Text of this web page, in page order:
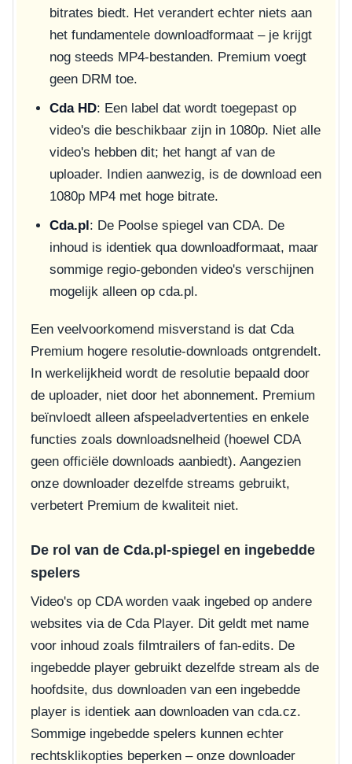
bitrates biedt. Het verandert echter niets aan
het fundamentele downloadformaat – je krijgt
nog steeds MP4-bestanden. Premium voegt
geen DRM toe.
Cda HD: Een label dat wordt toegepast op
video's die beschikbaar zijn in 1080p. Niet alle
video's hebben dit; het hangt af van de
uploader. Indien aanwezig, is de download een
1080p MP4 met hoge bitrate.
Cda.pl: De Poolse spiegel van CDA. De
inhoud is identiek qua downloadformaat, maar
sommige regio-gebonden video's verschijnen
mogelijk alleen op cda.pl.
Een veelvoorkomend misverstand is dat Cda
Premium hogere resolutie-downloads ontgrendelt.
In werkelijkheid wordt de resolutie bepaald door
de uploader, niet door het abonnement. Premium
beïnvloedt alleen afspeeladvertenties en enkele
functies zoals downloadsnelheid (hoewel CDA
geen officiële downloads aanbiedt). Aangezien
onze downloader dezelfde streams gebruikt,
verbetert Premium de kwaliteit niet.
De rol van de Cda.pl-spiegel en ingebedde
spelers
Video's op CDA worden vaak ingebed op andere
websites via de Cda Player. Dit geldt met name
voor inhoud zoals filmtrailers of fan-edits. De
ingebedde player gebruikt dezelfde stream als de
hoofdsite, dus downloaden van een ingebedde
player is identiek aan downloaden van cda.cz.
Sommige ingebedde spelers kunnen echter
rechtsklikopties beperken – onze downloader